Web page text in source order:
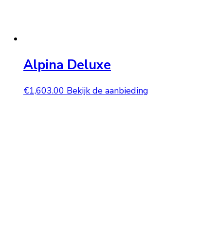
Alpina Deluxe
€1,603.00 Bekijk de aanbieding